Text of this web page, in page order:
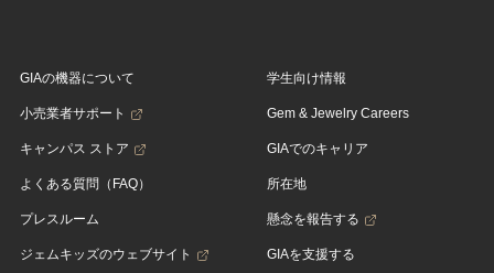
GIAの機器について
小売業者サポート
キャンパス ストア
よくある質問（FAQ）
プレスルーム
ジェムキッズのウェブサイト
学生向け情報
Gem & Jewelry Careers
GIAでのキャリア
所在地
懸念を報告する
GIAを支援する